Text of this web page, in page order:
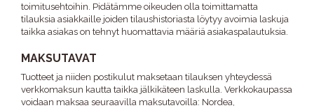
toimitusehtoihin. Pidätämme oikeuden olla toimittamatta
tilauksia asiakkaille joiden tilaushistoriasta löytyy avoimia laskuja
taikka asiakas on tehnyt huomattavia määriä asiakaspalautuksia.
MAKSUTAVAT
Tuotteet ja niiden postikulut maksetaan tilauksen yhteydessä
verkkomaksun kautta taikka jälkikäteen laskulla. Verkkokaupassa
voidaan maksaa seuraavilla maksutavoilla: Nordea,